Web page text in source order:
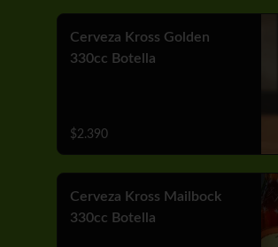
Cerveza Kross Golden
330cc Botella
$2.390
Cerveza Kross Mailbock
330cc Botella